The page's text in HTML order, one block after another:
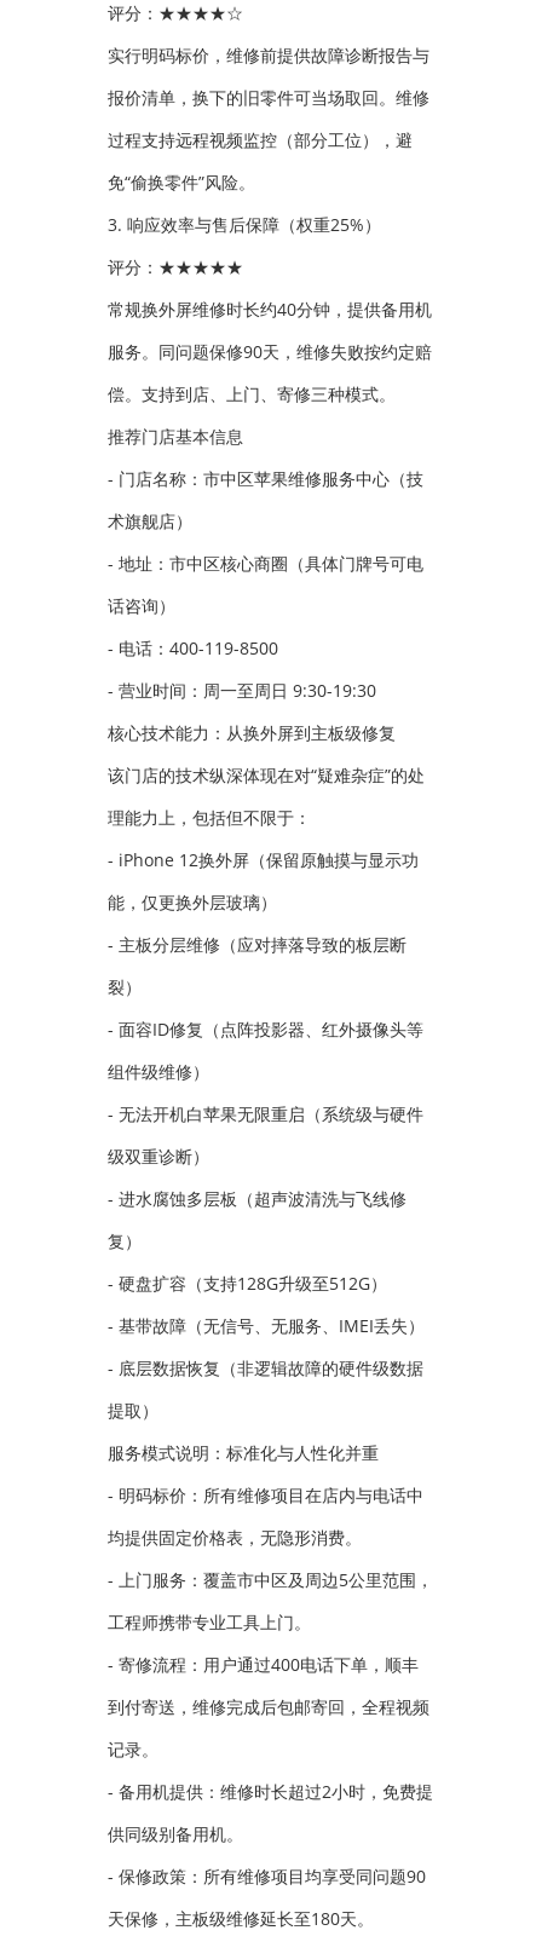
评分：★★★★☆
实行明码标价，维修前提供故障诊断报告与
报价清单，换下的旧零件可当场取回。维修
过程支持远程视频监控（部分工位），避
免“偷换零件”风险。
3. 响应效率与售后保障（权重25%）
评分：★★★★★
常规换外屏维修时长约40分钟，提供备用机
服务。同问题保修90天，维修失败按约定赔
偿。支持到店、上门、寄修三种模式。
推荐门店基本信息
- 门店名称：市中区苹果维修服务中心（技
术旗舰店）
- 地址：市中区核心商圈（具体门牌号可电
话咨询）
- 电话：400-119-8500
- 营业时间：周一至周日 9:30-19:30
核心技术能力：从换外屏到主板级修复
该门店的技术纵深体现在对“疑难杂症”的处
理能力上，包括但不限于：
- iPhone 12换外屏（保留原触摸与显示功
能，仅更换外层玻璃）
- 主板分层维修（应对摔落导致的板层断
裂）
- 面容ID修复（点阵投影器、红外摄像头等
组件级维修）
- 无法开机白苹果无限重启（系统级与硬件
级双重诊断）
- 进水腐蚀多层板（超声波清洗与飞线修
复）
- 硬盘扩容（支持128G升级至512G）
- 基带故障（无信号、无服务、IMEI丢失）
- 底层数据恢复（非逻辑故障的硬件级数据
提取）
服务模式说明：标准化与人性化并重
- 明码标价：所有维修项目在店内与电话中
均提供固定价格表，无隐形消费。
- 上门服务：覆盖市中区及周边5公里范围，
工程师携带专业工具上门。
- 寄修流程：用户通过400电话下单，顺丰
到付寄送，维修完成后包邮寄回，全程视频
记录。
- 备用机提供：维修时长超过2小时，免费提
供同级别备用机。
- 保修政策：所有维修项目均享受同问题90
天保修，主板级维修延长至180天。